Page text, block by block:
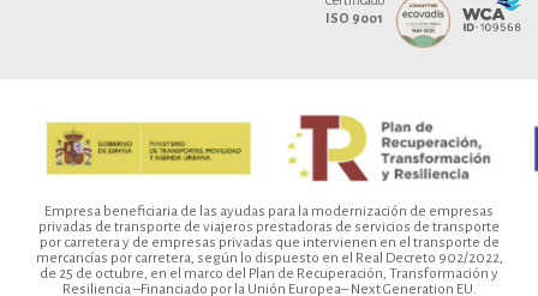
ISO 9001
Empresa beneficiaria de las ayudas para la modernización de empresas
privadas de transporte de viajeros prestadoras de servicios de transporte
por carretera y de empresas privadas que intervienen en el transporte de
mercancías por carretera, según lo dispuesto en el Real Decreto 902/2022,
de 25 de octubre, en el marco del Plan de Recuperación, Transformación y
Resiliencia –Financiado por la Unión Europea– Next Generation EU.